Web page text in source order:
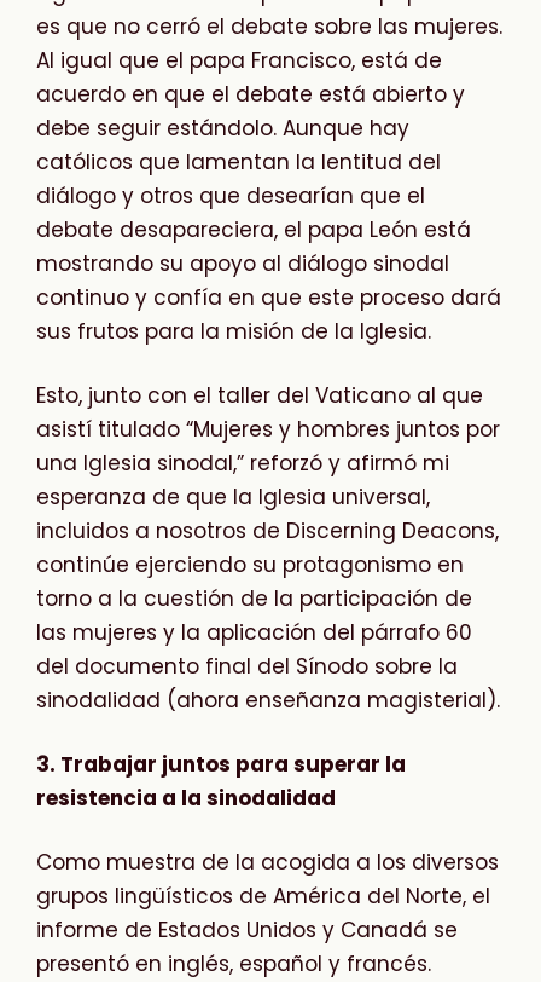
es que no cerró el debate sobre las mujeres.
Al igual que el papa Francisco, está de
acuerdo en que el debate está abierto y
debe seguir estándolo. Aunque hay
católicos que lamentan la lentitud del
diálogo y otros que desearían que el
debate desapareciera, el papa León está
mostrando su apoyo al diálogo sinodal
continuo y confía en que este proceso dará
sus frutos para la misión de la Iglesia.
Esto, junto con el taller del Vaticano al que
asistí titulado “Mujeres y hombres juntos por
una Iglesia sinodal,” reforzó y afirmó mi
esperanza de que la Iglesia universal,
incluidos a nosotros de Discerning Deacons,
continúe ejerciendo su protagonismo en
torno a la cuestión de la participación de
las mujeres y la aplicación del párrafo 60
del documento final del Sínodo sobre la
sinodalidad (ahora enseñanza magisterial).
3. Trabajar juntos para superar la
resistencia a la sinodalidad
Como muestra de la acogida a los diversos
grupos lingüísticos de América del Norte, el
informe de Estados Unidos y Canadá se
presentó en inglés, español y francés.